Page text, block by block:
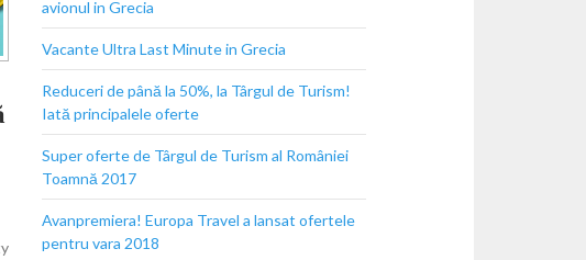
avionul in Grecia
Vacante Ultra Last Minute in Grecia
Reduceri de până la 50%, la Târgul de Turism!
Iată principalele oferte
Super oferte de Târgul de Turism al României
Toamnă 2017
Avanpremiera! Europa Travel a lansat ofertele
pentru vara 2018